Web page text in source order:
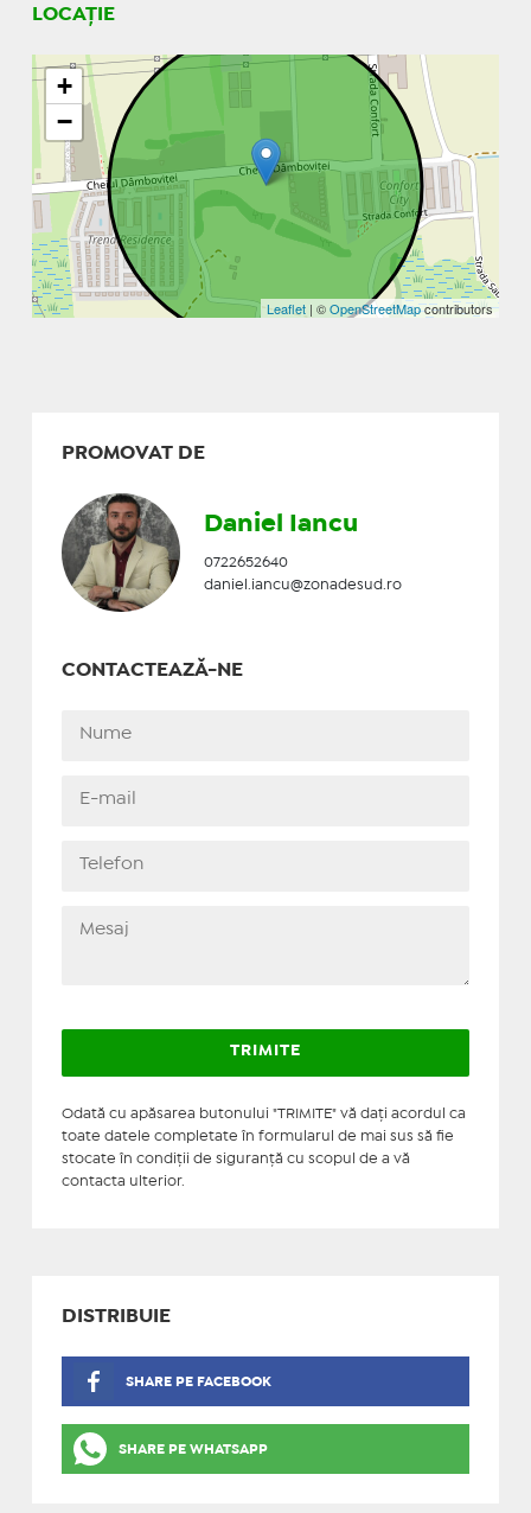
LOCAȚIE
+
−
Leaflet | ©OpenStreetMapcontributors
PROMOVAT DE
Daniel Iancu
0722652640
daniel.iancu@zonadesud.ro
CONTACTEAZĂ-NE
Odată cu apăsarea butonului "TRIMITE" vă daţi acordul ca
toate datele completate în formularul de mai sus să fie
stocate în condiţii de siguranţă cu scopul de a vă
contacta ulterior.
DISTRIBUIE
SHARE PE FACEBOOK
SHARE PE WHATSAPP